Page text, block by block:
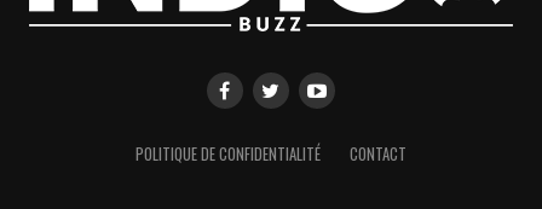
POLITIQUE DE CONFIDENTIALITÉ CONTACT